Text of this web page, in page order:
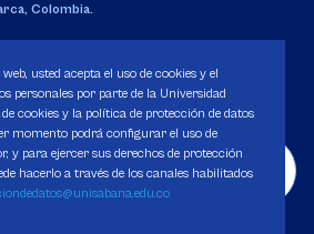
Colombia.
130 del 14 de enero de 1980.
datos
usted acepta el uso de cookies y el
personales por parte de la Universidad
cookies y la política de protección de datos
momento podrá configurar el uso de
y para ejercer sus derechos de protección
hacerlo a través de los canales habilitados